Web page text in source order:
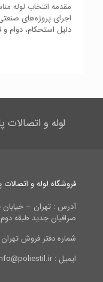
مقدمه انتخاب لوله
دلیل استحکام، دوام
لوله و اتصالات
فروشگاه لوله و
آدرس : تهران – خیابان
صرافیان جدید طبقه دوم
شماره دفتر فروش تهران : ۳۳۹۶۵۶۵۰ ۰۲۱ – ۳۳۹۹۲۲۸۴
ایمیل : info@poliestil.ir